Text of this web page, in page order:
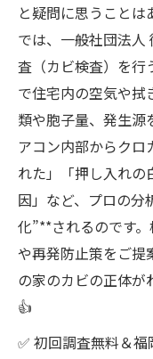
と疑問に思うこと
では、一般社団法
査（カビ検査）を行
で住宅内の空気や拭
類や胞子量、発生源
アコン内部からクロ
れた」「押し入れ
因」など、プロの分
化”**されるのです
や再発防止策をご提
の家のカビの正体が
👍
✅ 初回調査無料＆